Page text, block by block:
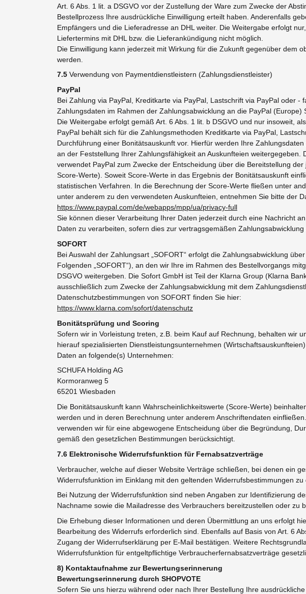
Art. 6 Abs. 1 lit. a DSGVO vor der Zustellung der Ware zum Zwecke der
Bestellprozess Ihre ausdrückliche Einwilligung erteilt haben. Anderenfalls
Empfängers und die Lieferadresse an DHL weiter. Die Weitergabe erfolgt
Liefertermins mit DHL bzw. die Lieferankündigung nicht möglich.
Die Einwilligung kann jederzeit mit Wirkung für die Zukunft gegenüber dem
werden.
7.5 Verwendung von Paymentdienstleistern (Zahlungsdienstleister)
PayPal
Bei Zahlung via PayPal, Kreditkarte via PayPal, Lastschrift via PayPal oder
Zahlungsdaten im Rahmen der Zahlungsabwicklung an die PayPal
Die Weitergabe erfolgt gemäß Art. 6 Abs. 1 lit. b DSGVO und nur insoweit,
PayPal behält sich für die Zahlungsmethoden Kreditkarte via PayPal,
Durchführung einer Bonitätsauskunft vor. Hierfür werden Ihre
an der Feststellung Ihrer Zahlungsfähigkeit an Auskunfteien
verwendet PayPal zum Zwecke der Entscheidung über die Bereitstellung
Score-Werte). Soweit Score-Werte in das Ergebnis der Bonitätsauskunft
statistischen Verfahren. In die Berechnung der Score-Werte fließen unter
unter anderem zu den verwendeten Auskunfteien, entnehmen Sie bitte der
https://www.paypal.com/de/webapps/mpp/ua/privacy-full
Sie können dieser Verarbeitung Ihrer Daten jederzeit durch eine Nachricht
Daten zu verarbeiten, sofern dies zur vertragsgemäßen Zahlungsabwicklung
SOFORT
Bei Auswahl der Zahlungsart „SOFORT“ erfolgt die Zahlungsabwicklung
Folgenden „SOFORT“), an den wir Ihre im Rahmen des Bestellvorgangs
DSGVO weitergeben. Die Sofort GmbH ist Teil der Klarna Group (Klarna
ausschließlich zum Zwecke der Zahlungsabwicklung mit dem
Datenschutzbestimmungen von SOFORT finden Sie hier:
https://www.klarna.com/sofort/datenschutz
Bonitätsprüfung und Scoring
Sofern wir in Vorleistung treten, z.B. beim Kauf auf Rechnung, behalten wir
hierauf spezialisierten Dienstleistungsunternehmen
Daten an folgende(s) Unternehmen:
SCHUFA Holding AG
Kormoranweg 5
65201 Wiesbaden
Die Bonitätsauskunft kann Wahrscheinlichkeitswerte (Score-Werte)
werden und in deren Berechnung unter anderem Anschriftendaten
verwenden wir für eine abgewogene Entscheidung über die Begründung,
gemäß den gesetzlichen Bestimmungen berücksichtigt.
7.6 Elektronische Widerrufsfunktion für Fernabsatzverträge
Verbraucher, welche auf dieser Website Verträge schließen, bei denen ein
Widerrufsfunktion im Einklang mit den geltenden Widerrufsbestimmungen zu
Bei Nutzung der Widerrufsfunktion sind neben Angaben zur Identifizierung
Nachname sowie die Mailadresse des Verbrauchers bereitzustellen oder zu
Die Erhebung dieser Informationen und deren Übermittlung an uns erfolgt
Bearbeitung des Widerrufs erforderlich sind. Ebenfalls auf Basis von Art. 6
Zugang der Widerrufserklärung per E-Mail bestätigen. Weitere
Widerrufsfunktion für entgeltpflichtige Verbraucherfernabsatzverträge
8) Kontaktaufnahme zur Bewertungserinnerung
Bewertungserinnerung durch SHOPVOTE
Sofern Sie uns hierzu während oder nach Ihrer Bestellung Ihre